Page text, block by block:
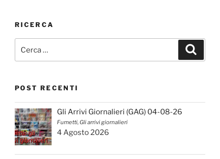
RICERCA
POST RECENTI
Gli Arrivi Giornalieri (GAG) 04-08-26
Fumetti, Gli arrivi giornalieri
4 Agosto 2026